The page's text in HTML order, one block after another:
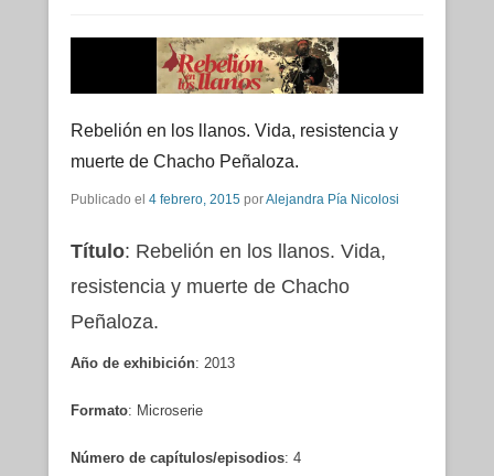
Rebelión en los llanos. Vida, resistencia y
muerte de Chacho Peñaloza.
Publicado el 4 febrero, 2015 porAlejandra Pía Nicolosi
Título: Rebelión en los llanos. Vida,
resistencia y muerte de Chacho
Peñaloza.
Año de exhibición: 2013
Formato: Microserie
Número de capítulos/episodios: 4